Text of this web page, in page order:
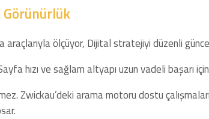
Görünürlük
araçlarıyla ölçüyor, Dijital stratejiyi düzenli
hızı ve sağlam altyapı uzun vadeli başarı
Zwickau’deki arama motoru dostu